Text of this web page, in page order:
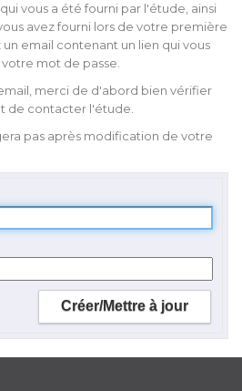
vous a été fourni par l'étude, ainsi
avez fourni lors de votre première
email contenant un lien qui vous
mot de passe.
merci de d'abord bien vérifier
de contacter l'étude.
pas après modification de votre